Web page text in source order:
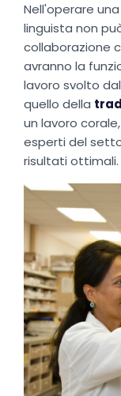
Nell'operare una
linguista non
collaborazione
avranno la
lavoro svolto dal
quello della
un lavoro
esperti del
risultati ottimali.